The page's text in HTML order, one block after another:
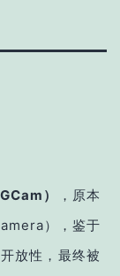
）
，原本
），鉴于
放性，最终被